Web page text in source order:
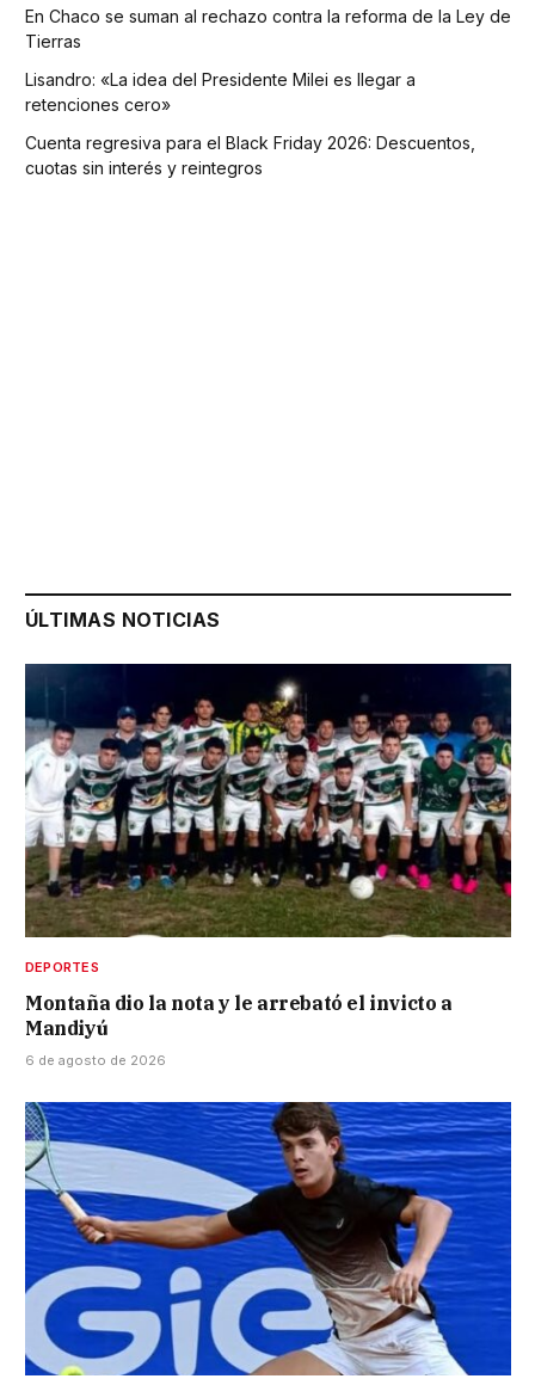
En Chaco se suman al rechazo contra la reforma de la Ley de
Tierras
Lisandro: «La idea del Presidente Milei es llegar a
retenciones cero»
Cuenta regresiva para el Black Friday 2026: Descuentos,
cuotas sin interés y reintegros
ÚLTIMAS NOTICIAS
DEPORTES
Montaña dio la nota y le arrebató el invicto a
Mandiyú
6 de agosto de 2026